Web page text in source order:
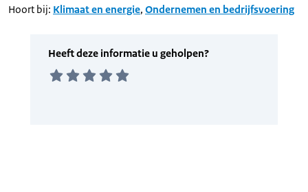
Hoort bij: Klimaat en energie, Ondernemen en bedrijfsvoering